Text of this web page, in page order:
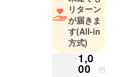
リターン
が届きま
す(All-in
方式)
1,0
00 円